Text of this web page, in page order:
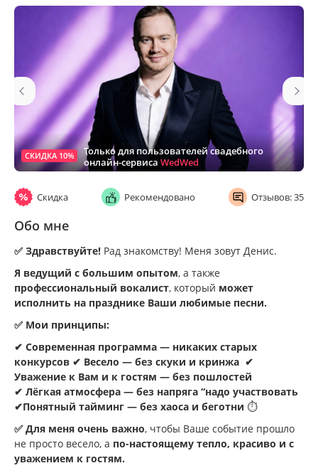
СКИДКА 10%
Только для пользователей свадебного
онлайн-сервиса WedWed
Скидка Рекомендовано Отзывов: 35
Обо мне
✅ Здравствуйте! Рад знакомству! Меня зовут Денис.
Я ведущий с большим опытом, а также
профессиональный вокалист, который может
исполнить на празднике Ваши любимые песни.
✅ Мои принципы:
✔ Современная программа — никаких старых
конкурсов ✔ Весело — без скуки и кринжа ✔
Уважение к Вам и к гостям — без пошлостей
✔ Лёгкая атмосфера — без напряга “надо участвовать
✔Понятный тайминг — без хаоса и беготни ⏱️
✅ Для меня очень важно, чтобы Ваше событие прошло
не просто весело, а по-настоящему тепло, красиво и с
уважением к гостям.